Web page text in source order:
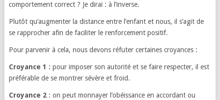
comportement correct ? Je dirai : à l’inverse.
Plutôt qu’augmenter la distance entre l’enfant et nous, il s’agit de
se rapprocher afin de faciliter le renforcement positif.
Pour parvenir à cela, nous devons réfuter certaines croyances :
Croyance 1 : pour imposer son autorité et se faire respecter, il est
préférable de se montrer sévère et froid.
Croyance 2: on peut monnayer l’obéissance en accordant ou